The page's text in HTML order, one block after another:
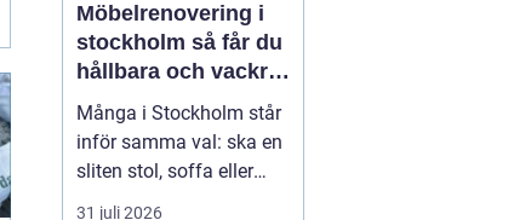
Möbelrenovering i
stockholm så får du
hållbara och vackra
möbler
Många i Stockholm står
inför samma val: ska en
sliten stol, soffa eller
fåtölj slängas, säljas
31 juli 2026